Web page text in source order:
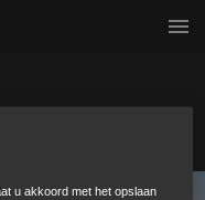
u akkoord met het opslaan